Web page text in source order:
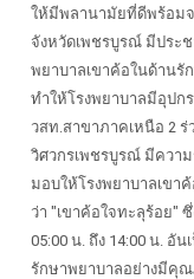
ให้มีพลานามัยที่ดีพร้อมจ
จังหวัดเพชรบูรณ์ มีประ
พยาบาลเขาค้อในด้านรั
ทำให้โรงพยาบาลมีอุป
วสท.สาขาภาคเหนือ 2
วิศวกรเพชรบูรณ์ มีควา
มอบให้โรงพยาบาลเขา
ว่า "เขาค้อใจทะลุร้อย"
05:00 น. ถึง 14:00 น. อั
รักษาพยาบาลอย่างมีคุ